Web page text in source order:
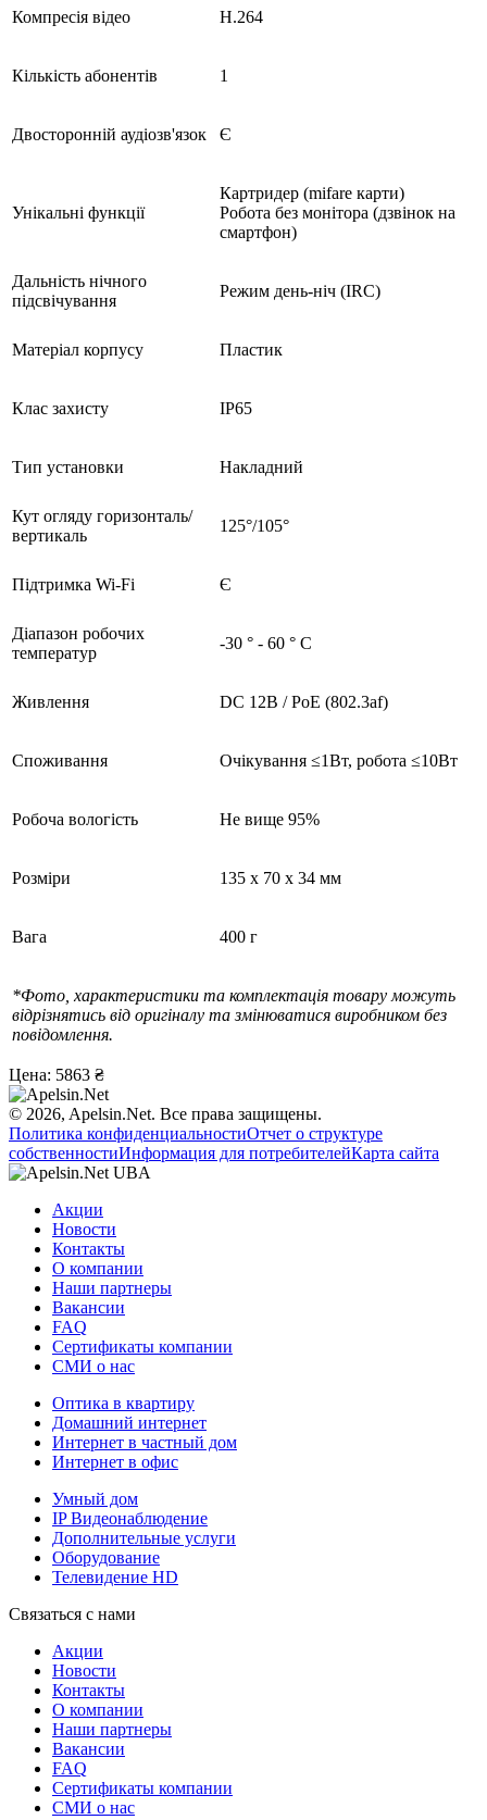
Компресія відео H.264
Кількість абонентів 1
Двосторонній аудіозв'язок Є
Унікальні функції
Картридер (mifare карти)
Робота без монітора (дзвінок на
смартфон)
Дальність нічного
підсвічування
Режим день-ніч (IRC)
Матеріал корпусу Пластик
Клас захисту IP65
Тип установки Накладний
Кут огляду горизонталь/
вертикаль
125°/105°
Підтримка Wi-Fi Є
Діапазон робочих
температур
-30 ° - 60 ° С
Живлення DC 12В / PoE (802.3af)
Споживання Очікування ≤1Вт, робота ≤10Вт
Робоча вологість Не вище 95%
Розміри 135 х 70 х 34 мм
Вага 400 г
*Фото, характеристики та комплектація товару можуть
відрізнятись від оригіналу та змінюватися виробником без
повідомлення.
Цена: 5863 ₴
© 2026, Apelsin.Net. Все права защищены.
Политика конфиденциальностиОтчет о структуре
собственностиИнформация для потребителейКарта сайта
Акции
Новости
Контакты
О компании
Наши партнеры
Вакансии
FAQ
Сертификаты компании
СМИ о нас
Оптика в квартиру
Домашний интернет
Интернет в частный дом
Интернет в офис
Умный дом
IP Видеонаблюдение
Дополнительные услуги
Оборудование
Телевидение HD
Связаться с нами
Акции
Новости
Контакты
О компании
Наши партнеры
Вакансии
FAQ
Сертификаты компании
СМИ о нас